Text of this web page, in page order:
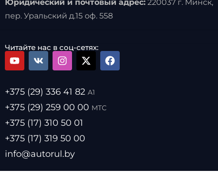
Юридический и почтовый адрес:220037 г. Минск,
пер. Уральский д.15 оф. 558
Читайте нас в соц-сетях:
+375 (29) 336 41 82 А1
+375 (29) 259 00 00 МТС
+375 (17) 310 50 01
+375 (17) 319 50 00
info@autorul.by